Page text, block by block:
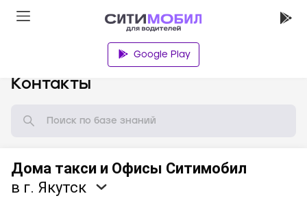
Google Play
Контакты
Дома такси и Офисы Ситимобил
в г. Якутск